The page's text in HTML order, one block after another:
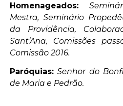
Homenageados:
Mestra, Seminário
da Providência,
Sant’Ana, Comissões
Comissão 2016.
Paróquias: Senhor do
de Maria e Pedrão.